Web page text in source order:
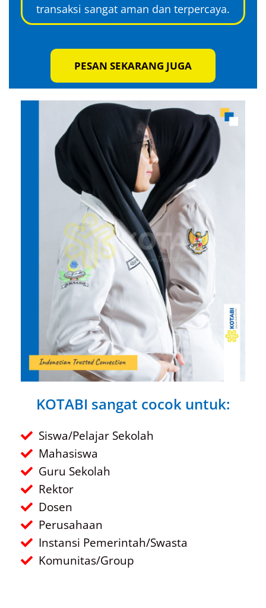
transaksi sangat aman dan terpercaya.
PESAN SEKARANG JUGA
KOTABI sangat cocok untuk:
Siswa/Pelajar Sekolah
Mahasiswa
Guru Sekolah
Rektor
Dosen
Perusahaan
Instansi Pemerintah/Swasta
Komunitas/Group